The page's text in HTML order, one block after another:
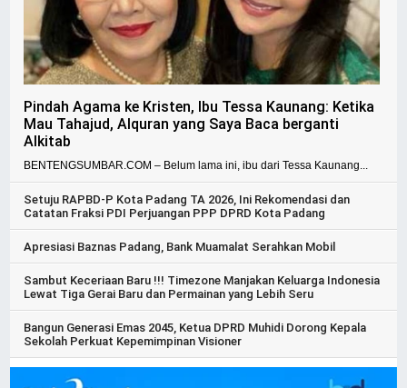
Pindah Agama ke Kristen, Ibu Tessa Kaunang: Ketika
Mau Tahajud, Alquran yang Saya Baca berganti
Alkitab
BENTENGSUMBAR.COM – Belum lama ini, ibu dari Tessa Kaunang...
Setuju RAPBD-P Kota Padang TA 2026, Ini Rekomendasi dan
Catatan Fraksi PDI Perjuangan PPP DPRD Kota Padang
Apresiasi Baznas Padang, Bank Muamalat Serahkan Mobil
Sambut Keceriaan Baru !!! Timezone Manjakan Keluarga Indonesia
Lewat Tiga Gerai Baru dan Permainan yang Lebih Seru
Bangun Generasi Emas 2045, Ketua DPRD Muhidi Dorong Kepala
Sekolah Perkuat Kepemimpinan Visioner